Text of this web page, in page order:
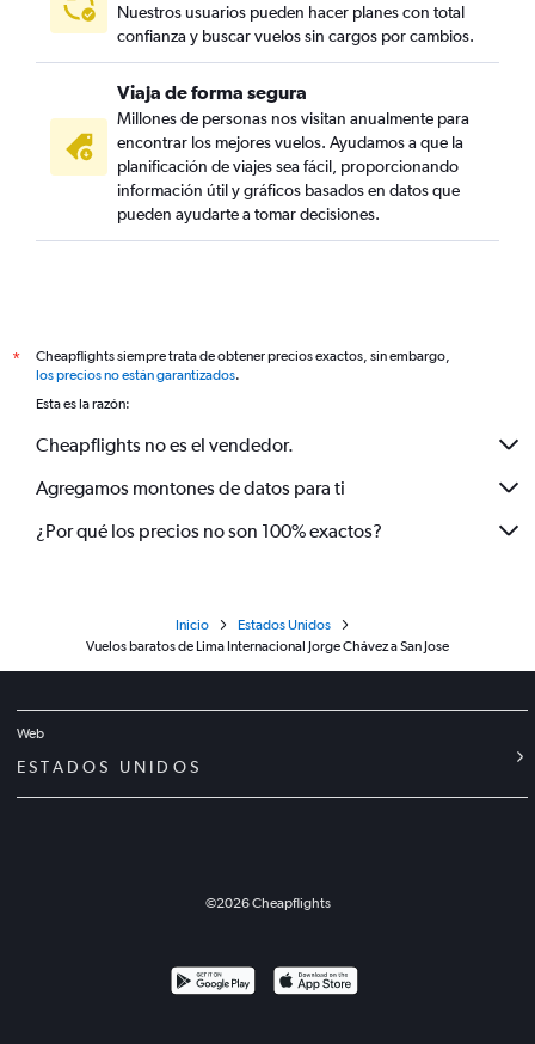
Nuestros usuarios pueden hacer planes con total
confianza y buscar vuelos sin cargos por cambios.
Viaja de forma segura
Millones de personas nos visitan anualmente para
encontrar los mejores vuelos. Ayudamos a que la
planificación de viajes sea fácil, proporcionando
información útil y gráficos basados en datos que
pueden ayudarte a tomar decisiones.
*
Cheapflights siempre trata de obtener precios exactos, sin embargo,
los precios no están garantizados.
Esta es la razón:
Cheapflights no es el vendedor.
Agregamos montones de datos para ti
¿Por qué los precios no son 100% exactos?
Inicio
Estados Unidos
Vuelos baratos de Lima Internacional Jorge Chávez a San Jose
Web
ESTADOS UNIDOS
©2026Cheapflights